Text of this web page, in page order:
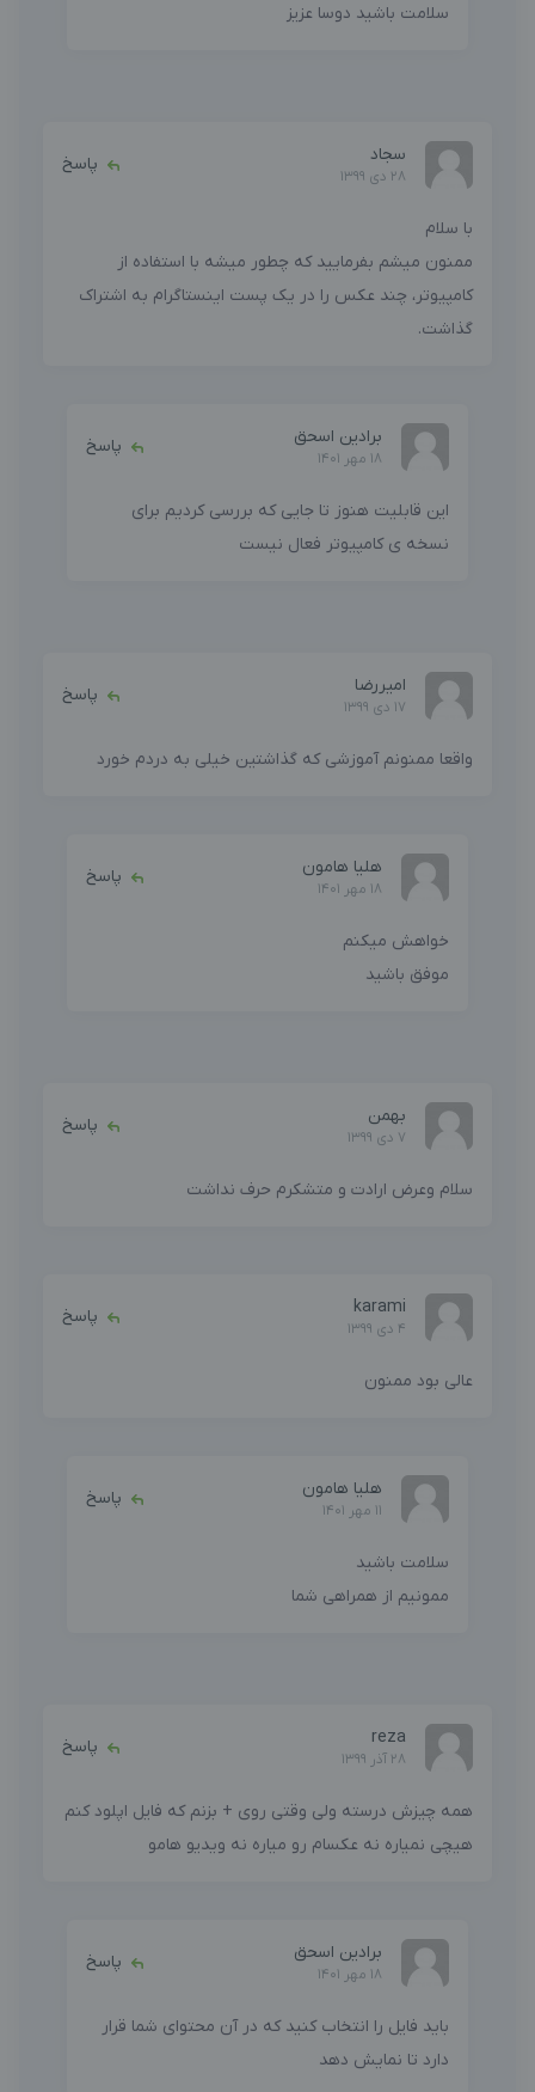
سلامت باشید دوسا عزیز
سجاد
28 دی 1399
پاسخ
با سلام
ممنون میشم بفرمایید که چطور میشه با استفاده از
کامپیوتر، چند عکس را در یک پست اینستاگرام به اشتراک
گذاشت.
برادین اسحق
18 مهر 1401
پاسخ
این قابلیت هنوز تا جایی که بررسی کردیم برای
نسخه ی کامپیوتر فعال نیست
امیررضا
17 دی 1399
پاسخ
واقعا ممنونم آموزشی که گذاشتین خیلی به دردم خورد
هلیا هامون
18 مهر 1401
پاسخ
خواهش میکنم
موفق باشید
بهمن
7 دی 1399
پاسخ
سلام وعرض ارادت و متشکرم حرف نداشت
karami
4 دی 1399
پاسخ
عالی بود ممنون
هلیا هامون
11 مهر 1401
پاسخ
سلامت باشید
ممونیم از همراهی شما
reza
28 آذر 1399
پاسخ
همه چیزش درسته ولی وقتی روی + بزنم که فایل اپلود کنم
هیچی نمیاره نه عکسام رو میاره نه ویدیو هامو
برادین اسحق
18 مهر 1401
پاسخ
باید فایل را انتخاب کنید که در آن محتوای شما قرار
دارد تا نمایش دهد